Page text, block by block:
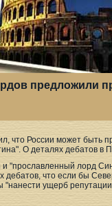
предложили
что России может быть
О деталях дебатов
"прославленный лорд
дебатов, что если бы
"нанести ущерб